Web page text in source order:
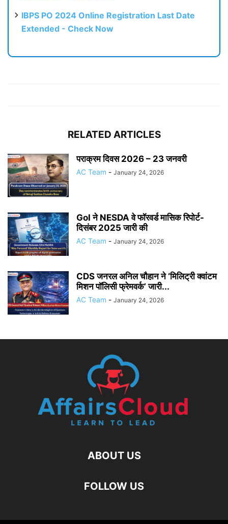
IBPS PO 2024 Online Registration Last Date
Extended - Check Now
RELATED ARTICLES
पराक्रम दिवस 2026 – 23 जनवरी
AC Team - January 24, 2026
GoI ने NESDA वे फॉरवर्ड मासिक रिपोर्ट-
दिसंबर 2025 जारी की
AC Team - January 24, 2026
CDS जनरल अनिल चौहान ने ‘मिलिट्री क्वांटम
मिशन पॉलिसी फ्रेमवर्क’ जारी...
AC Team - January 24, 2026
ABOUT US
FOLLOW US